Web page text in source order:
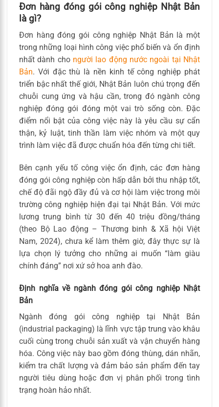
Đơn hàng đóng gói công nghiệp Nhật Bản
là gì?
Đơn hàng đóng gói công nghiệp Nhật Bản là một
trong những loại hình công việc phổ biến và ổn định
nhất dành cho người lao động nước ngoài tại Nhật
Bản. Với đặc thù là nền kinh tế công nghiệp phát
triển bậc nhất thế giới, Nhật Bản luôn chú trọng đến
chuỗi cung ứng và hậu cần, trong đó ngành công
nghiệp đóng gói đóng một vai trò sống còn. Đặc
điểm nổi bật của công việc này là yêu cầu sự cẩn
thận, kỷ luật, tinh thần làm việc nhóm và một quy
trình làm việc đã được chuẩn hóa đến từng chi tiết.
Bên cạnh yếu tố công việc ổn định, các đơn hàng
đóng gói công nghiệp còn hấp dẫn bởi thu nhập tốt,
chế độ đãi ngộ đầy đủ và cơ hội làm việc trong môi
trường công nghiệp hiện đại tại Nhật Bản. Với mức
lương trung bình từ 30 đến 40 triệu đồng/tháng
(theo Bộ Lao động – Thương binh & Xã hội Việt
Nam, 2024), chưa kể làm thêm giờ, đây thực sự là
lựa chọn lý tưởng cho những ai muốn “làm giàu
chính đáng” nơi xứ sở hoa anh đào.
Định nghĩa về ngành đóng gói công nghiệp Nhật
Bản
Ngành đóng gói công nghiệp tại Nhật Bản
(industrial packaging) là lĩnh vực tập trung vào khâu
cuối cùng trong chuỗi sản xuất và vận chuyển hàng
hóa. Công việc này bao gồm đóng thùng, dán nhãn,
kiểm tra chất lượng và đảm bảo sản phẩm đến tay
người tiêu dùng hoặc đơn vị phân phối trong tình
trạng hoàn hảo nhất.